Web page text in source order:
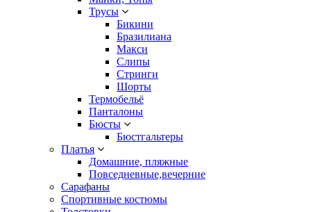
Трусы
Бикини
Бразилиана
Макси
Слипы
Стринги
Шорты
Термобельё
Панталоны
Бюсты
Бюстгальтеры
Платья
Домашние, пляжные
Повседневные,вечерние
Сарафаны
Спортивные костюмы